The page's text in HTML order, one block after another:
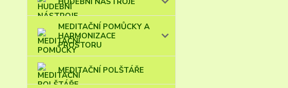
MEDITAČNÍ POMŮCKY A
HARMONIZACE
PROSTORU
MEDITAČNÍ POLŠTÁŘE